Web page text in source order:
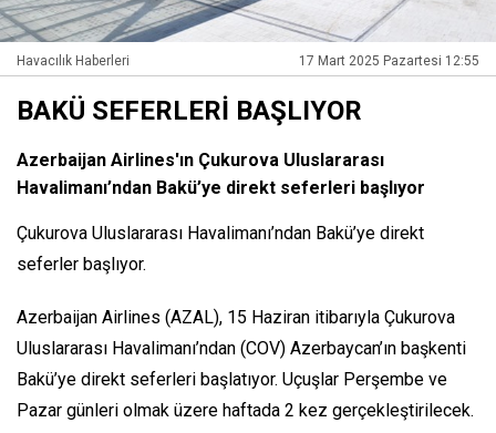
Havacılık Haberleri 17 Mart 2025 Pazartesi 12:55
BAKÜ SEFERLERİ BAŞLIYOR
Azerbaijan Airlines'ın Çukurova Uluslararası
Havalimanı’ndan Bakü’ye direkt seferleri başlıyor
Çukurova Uluslararası Havalimanı’ndan Bakü’ye direkt
seferler başlıyor.
Azerbaijan Airlines (AZAL), 15 Haziran itibarıyla Çukurova
Uluslararası Havalimanı’ndan (COV) Azerbaycan’ın başkenti
Bakü’ye direkt seferleri başlatıyor. Uçuşlar Perşembe ve
Pazar günleri olmak üzere haftada 2 kez gerçekleştirilecek.